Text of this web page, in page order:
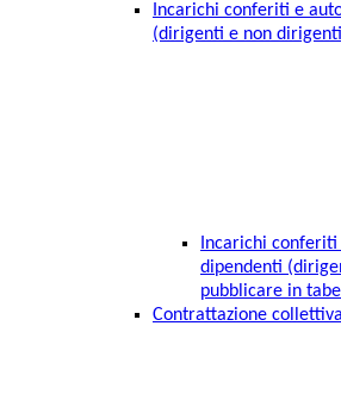
Incarichi conferiti e
(dirigenti e non
Incarichi
dipendenti
pubblicare in
Contrattazione collettiva